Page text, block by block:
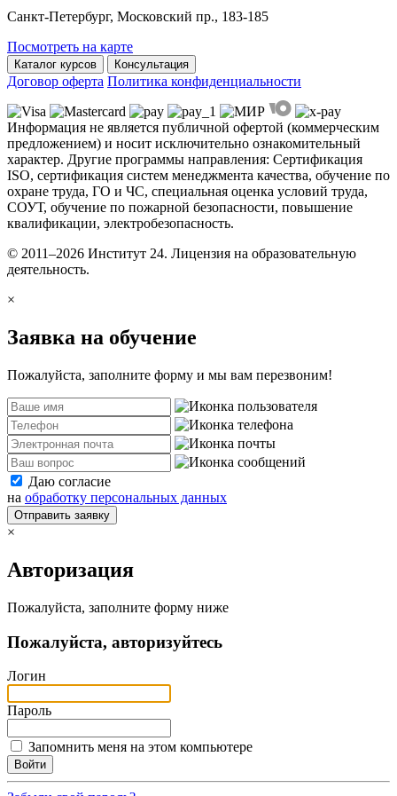
Санкт-Петербург, Московский пр., 183-185
Посмотреть на карте
Каталог курсов Консультация
Договор оферта Политика конфиденциальности
Информация не является публичной офертой (коммерческим
предложением) и носит исключительно ознакомительный
характер. Другие программы направления: Сертификация
ISO, сертификация систем менеджмента качества, обучение по
охране труда, ГО и ЧС, специальная оценка условий труда,
СОУТ, обучение по пожарной безопасности, повышение
квалификации, электробезопасность.
© 2011–2026 Институт 24. Лицензия на образовательную
деятельность.
×
Заявка на обучение
Пожалуйста, заполните форму и мы вам перезвоним!
Даю согласие
на обработку персональных данных
Отправить заявку
×
Авторизация
Пожалуйста, заполните форму ниже
Пожалуйста, авторизуйтесь
Логин
Пароль
Запомнить меня на этом компьютере